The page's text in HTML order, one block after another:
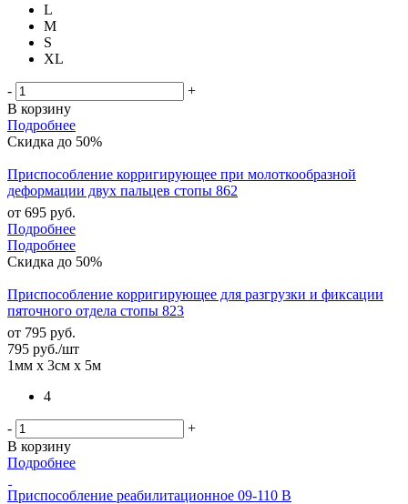
L
M
S
XL
-
+
В корзину
Подробнее
Скидка до 50%
Приспособление корригирующее при молоткообразной
деформации двух пальцев стопы 862
от 695 руб.
Подробнее
Подробнее
Скидка до 50%
Приспособление корригирующее для разгрузки и фиксации
пяточного отдела стопы 823
от 795 руб.
795 руб./шт
1мм х 3см х 5м
4
-
+
В корзину
Подробнее
Приспособление реабилитационное 09-110 В